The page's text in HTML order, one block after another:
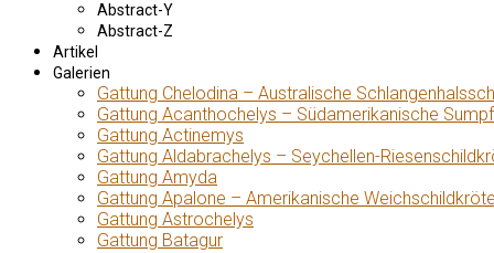
Abstract-Y
Abstract-Z
Artikel
Galerien
Gattung Chelodina – Australische
Gattung Acanthochelys – Südamerikanische
Gattung Actinemys
Gattung Aldabrachelys – Seychellen-
Gattung Amyda
Gattung Apalone – Amerikanische
Gattung Astrochelys
Gattung Batagur